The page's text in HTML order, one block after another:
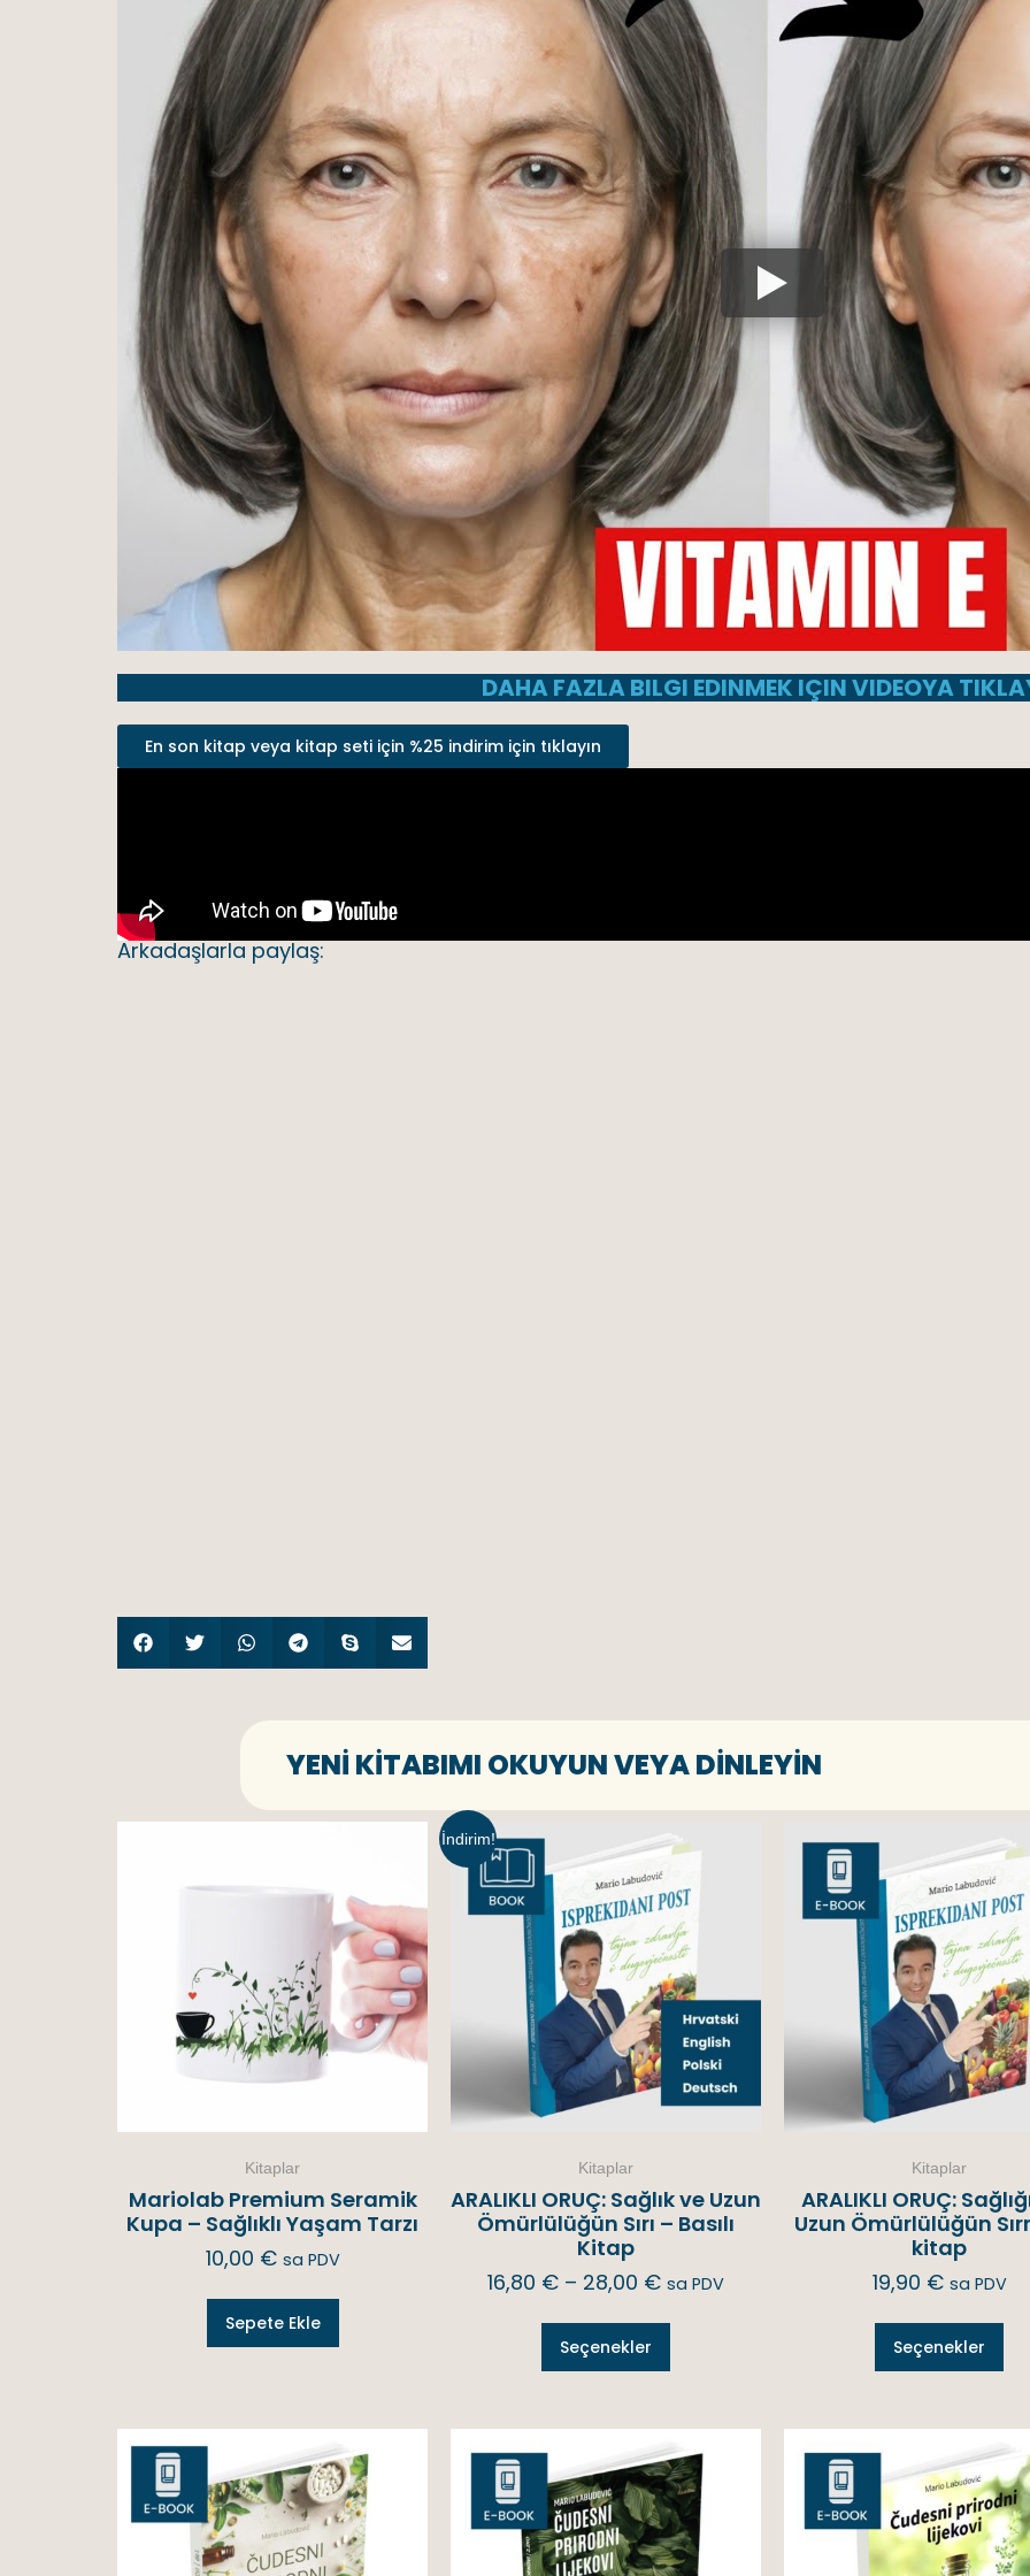
DAHA FAZLA BILGI EDINMEK IÇIN VIDEOYA
En son kitap veya kitap seti için %25 indirim için tıklayın
Arkadaşlarla paylaş:
YENI KITABIMI OKUYUN VEYA DINLEYIN
Kitaplar
Mariolab Premium Seramik
Kupa – Sağlıklı Yaşam Tarzı
10,00 € sa PDV
Sepete Ekle
İndirim!
Kitaplar
ARALIKLI ORUÇ: Sağlık ve Uzun
Ömürlülüğün Sırı – Basılı
Kitap
16,80 € – 28,00 € sa PDV
Seçenekler
Kitaplar
ARALIKLI ORUÇ:
Uzun Ömürlülüğün
kitap
19,90 € sa PDV
Seçenekler